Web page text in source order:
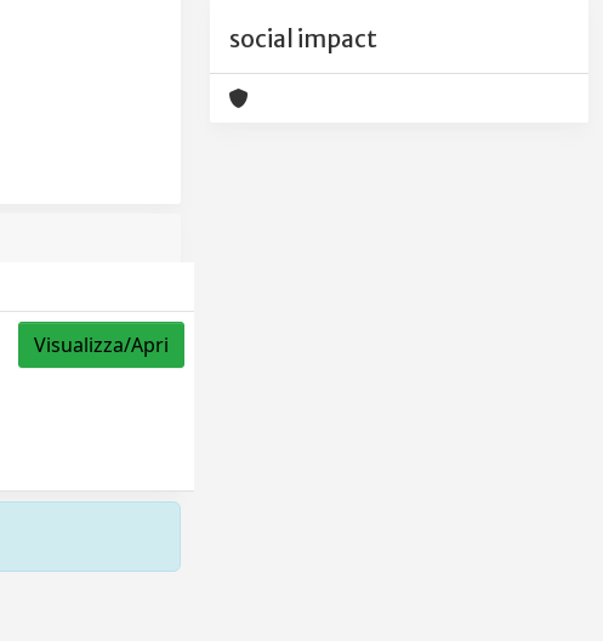
Visualizza/Apri
social impact